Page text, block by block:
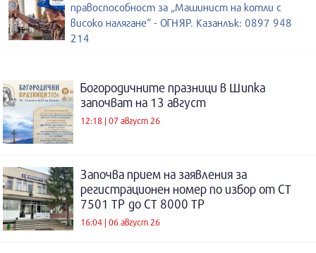
правоспособност за „Машинист на котли с
високо налягане“ - ОГНЯР. Казанлък: 0897 948
214
Богородичните празници в Шипка
започват на 13 август
12:18 | 07 август 26
Започва прием на заявления за
регистрационен номер по избор от СТ
7501 ТР до СТ 8000 ТР
16:04 | 06 август 26